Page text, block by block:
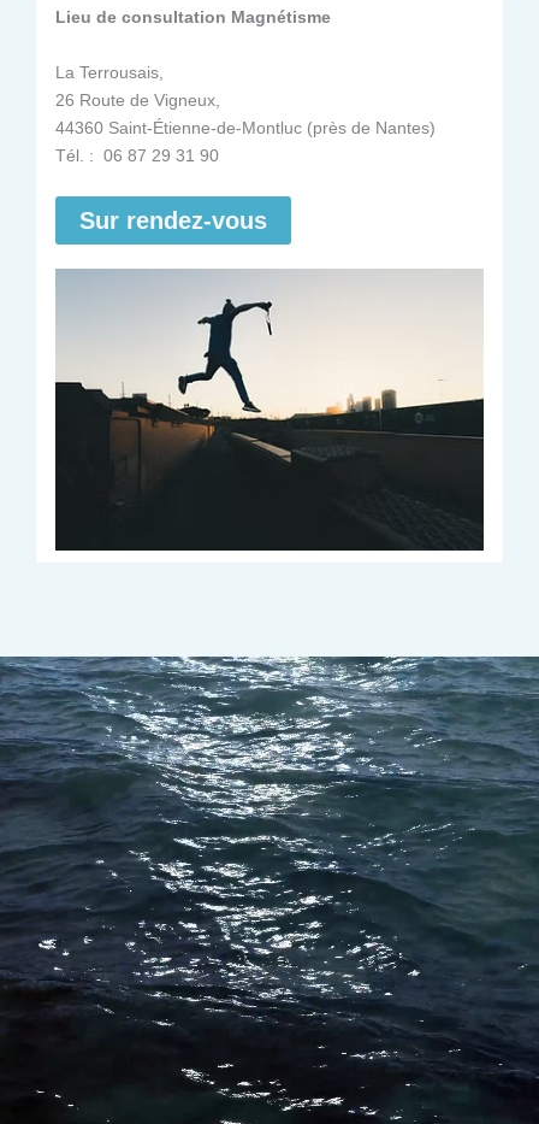
Lieu de consultation Magnétisme
La Terrousais,
26 Route de Vigneux,
44360 Saint-Étienne-de-Montluc (près de Nantes)
Tél. : 06 87 29 31 90
Sur rendez-vous